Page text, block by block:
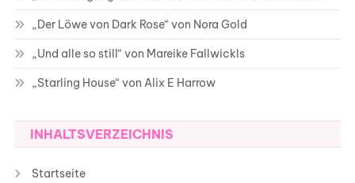
„Der Löwe von Dark Rose“ von Nora Gold
„Und alle so still“ von Mareike Fallwickls
„Starling House“ von Alix E Harrow
INHALTSVERZEICHNIS
Startseite